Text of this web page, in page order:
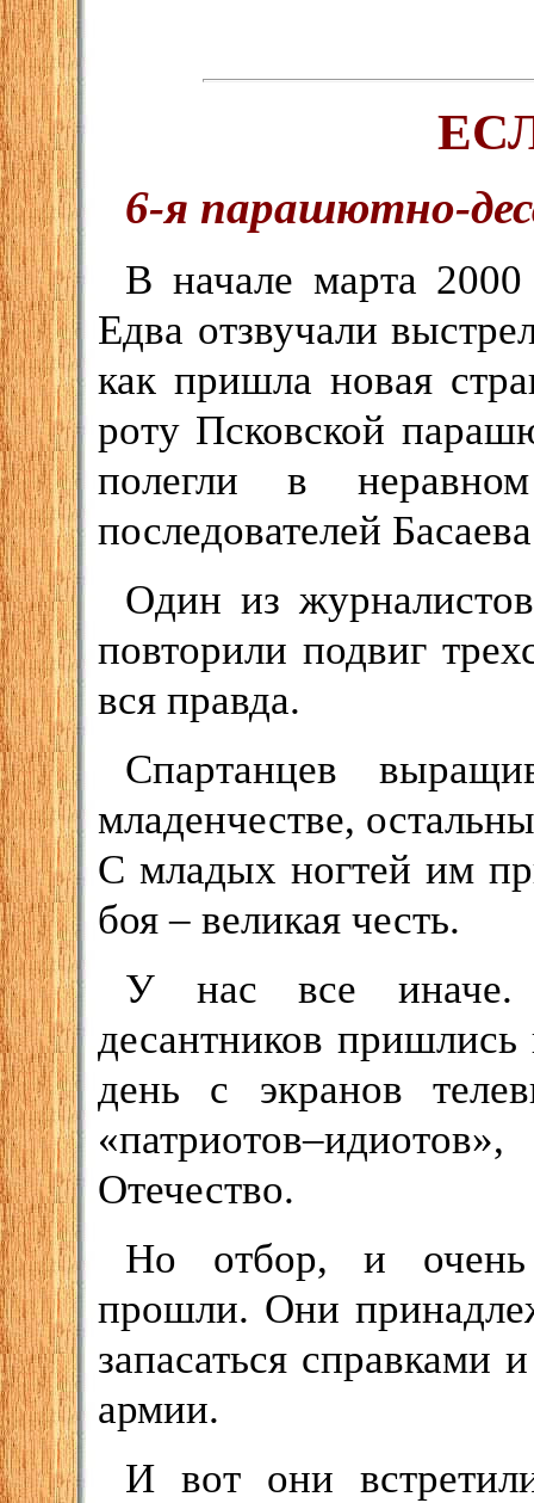
6-я парашютно-
В начале марта
Едва отзвучали
как пришла новая
роту Псковской
полегли в
последователей
Один из
повторили подвиг
вся правда.
Спартанцев
младенчестве,
С младых ногтей им
боя – великая честь.
У нас все иначе.
десантников
день с экранов
Отечество.
Но отбор, и очень
прошли. Они
запасаться справками
армии.
И вот они